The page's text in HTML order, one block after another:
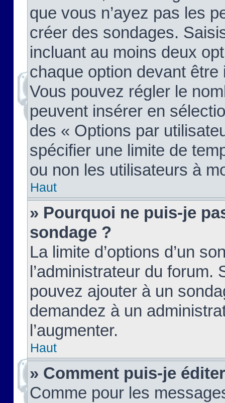
que vous n’ayez pas les
créer des sondages.
incluant au moins deux
chaque option devant
Vous pouvez régler le
peuvent insérer en
des « Options par
spécifier une limite de
ou non les utilisateurs à
Haut
» Pourquoi ne puis-je
sondage ?
La limite d’options d’un
l’administrateur du forum.
pouvez ajouter à un
demandez à un
l’augmenter.
Haut
» Comment puis-je
Comme pour les